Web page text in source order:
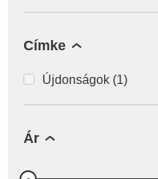
Címke
Újdonságok (1)
Ár